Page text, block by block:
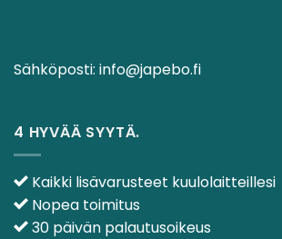
Sähköposti: info@japebo.fi
4 HYVÄÄ SYYTÄ.
Kaikki lisävarusteet kuulolaitteillesi
Nopea toimitus
30 päivän palautusoikeus